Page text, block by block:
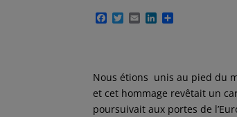
F
o
o
k
T
e
r
E L
d
I
n
g
e
r
Nous étions unis au pied du
et cet hommage revêtait un
poursuivait aux portes de